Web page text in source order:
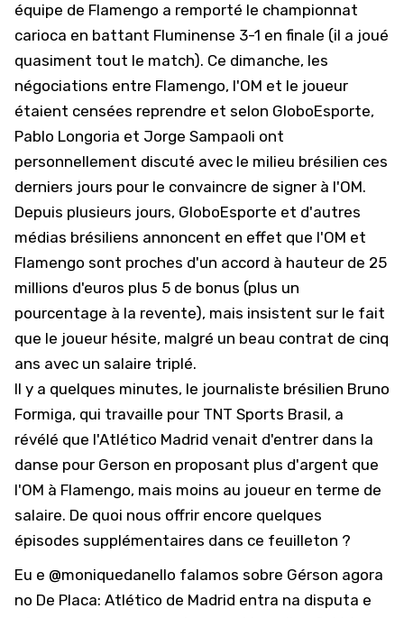
équipe de Flamengo a remporté le championnat
carioca en battant Fluminense 3-1 en finale (il a joué
quasiment tout le match). Ce dimanche, les
négociations entre Flamengo, l'OM et le joueur
étaient censées reprendre et selon GloboEsporte,
Pablo Longoria et Jorge Sampaoli ont
personnellement discuté avec le milieu brésilien ces
derniers jours pour le convaincre de signer à l'OM.
Depuis plusieurs jours, GloboEsporte et d'autres
médias brésiliens annoncent en effet que l'OM et
Flamengo sont proches d'un accord à hauteur de 25
millions d'euros plus 5 de bonus (plus un
pourcentage à la revente), mais insistent sur le fait
que le joueur hésite, malgré un beau contrat de cinq
ans avec un salaire triplé.
Il y a quelques minutes, le journaliste brésilien Bruno
Formiga, qui travaille pour TNT Sports Brasil, a
révélé que l'Atlético Madrid venait d'entrer dans la
danse pour Gerson en proposant plus d'argent que
l'OM à Flamengo, mais moins au joueur en terme de
salaire. De quoi nous offrir encore quelques
épisodes supplémentaires dans ce feuilleton ?
Eu e @moniquedanello falamos sobre Gérson agora
no De Placa: Atlético de Madrid entra na disputa e